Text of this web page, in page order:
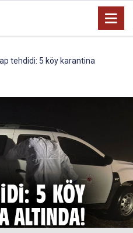
tehdidi: 5 köy karantina